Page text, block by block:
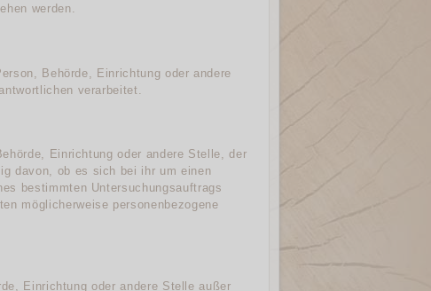
werden.
Behörde, Einrichtung oder andere
verarbeitet.
Einrichtung oder andere Stelle, der
davon, ob es sich bei ihr um einen
bestimmten Untersuchungsauftrags
möglicherweise personenbezogene
Einrichtung oder andere Stelle außer